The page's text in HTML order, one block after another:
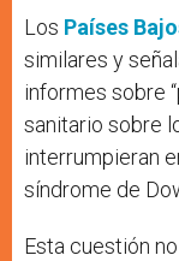
Los Países
similares y
informes sobre
sanitario sobre
interrumpieran
síndrome de
Esta cuestión